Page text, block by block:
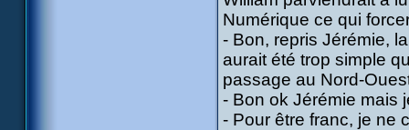
Numérique ce qui
- Bon, repris Jérémie,
aurait été trop simple
passage au Nord-
- Bon ok Jérémie mais
- Pour être franc, je ne